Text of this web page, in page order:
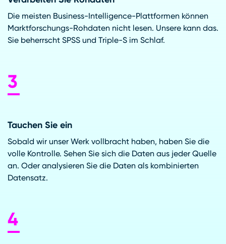
Die meisten Business-Intelligence-Plattformen können
Marktforschungs-Rohdaten nicht lesen. Unsere kann das.
Sie beherrscht SPSS und Triple-S im Schlaf.
Tauchen Sie ein
Sobald wir unser Werk vollbracht haben, haben Sie die
volle Kontrolle. Sehen Sie sich die Daten aus jeder Quelle
an. Oder analysieren Sie die Daten als kombinierten
Datensatz.